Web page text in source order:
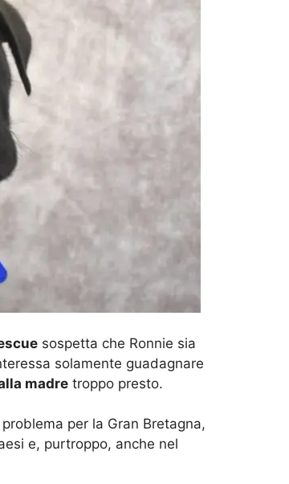
sospetta che Ronnie sia
solamente guadagnare
madre troppo presto.
per la Gran Bretagna,
e, purtroppo, anche nel